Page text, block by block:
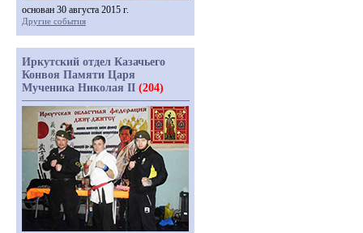
основан 30 августа 2015 г.
Другие события
Иркутский отдел Казачьего
Конвоя Памяти Царя
Мученика Николая II (204)